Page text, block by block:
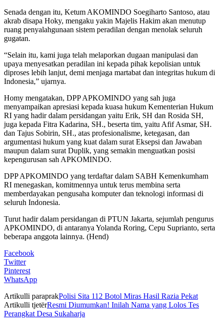
Senada dengan itu, Ketum AKOMINDO Soegiharto Santoso, atau
akrab disapa Hoky, mengaku yakin Majelis Hakim akan menutup
ruang penyalahgunaan sistem peradilan dengan menolak seluruh
gugatan.
“Selain itu, kami juga telah melaporkan dugaan manipulasi dan
upaya menyesatkan peradilan ini kepada pihak kepolisian untuk
diproses lebih lanjut, demi menjaga martabat dan integritas hukum di
Indonesia,” ujarnya.
Homy mengatakan, DPP APKOMINDO yang sah juga
menyampaikan apresiasi kepada kuasa hukum Kementerian Hukum
RI yang hadir dalam persidangan yaitu Erik, SH dan Rosida SH,
juga kepada Fitra Kadarina, SH., beserta tim, yaitu Afif Asmar, SH.
dan Tajus Sobirin, SH., atas profesionalisme, ketegasan, dan
argumentasi hukum yang kuat dalam surat Eksepsi dan Jawaban
maupun dalam surat Duplik, yang semakin menguatkan posisi
kepengurusan sah APKOMINDO.
DPP APKOMINDO yang terdaftar dalam SABH Kemenkumham
RI menegaskan, komitmennya untuk terus membina serta
memberdayakan pengusaha komputer dan teknologi informasi di
seluruh Indonesia.
Turut hadir dalam persidangan di PTUN Jakarta, sejumlah pengurus
APKOMINDO, di antaranya Yolanda Roring, Cepu Suprianto, serta
beberapa anggota lainnya. (Hend)
Facebook
Twitter
Pinterest
WhatsApp
Artikulli paraprakPolisi Sita 112 Botol Miras Hasil Razia Pekat
Artikulli tjetërResmi Diumumkan! Inilah Nama yang Lolos Tes
Perangkat Desa Sukaharja